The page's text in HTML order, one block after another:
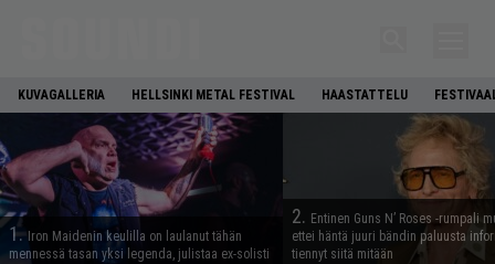
KUVAGALLERIA HELLSINKI METAL FESTIVAL HAASTATTELU
1. Iron Maidenin keulilla on laulanut tähän
mennessä tasan yksi legenda, julistaa ex-solisti
2. Entinen Guns N’ Roses -rumpali
ettei häntä juuri bändin paluusta
tiennyt siitä mitään